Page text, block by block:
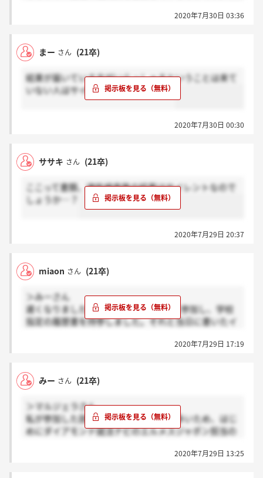
2020年7月30日 03:36
まー さん (21卒)
結果が届いている方がいらっしゃるということは来て
いない人はサイレントなんですかね…
2020年7月30日 00:30
ササキ さん (21卒)
ここって書類、適性検査等の結果はサイレントなので
しょうか…？
2020年7月29日 20:37
miaon さん (21卒)
＞みーさん
遅くなりました。7月の16日に説明会に参加し、学校
指定の履歴書を持参しました。それと当日に書いたイ
なりました。結果は22日にメールでいただきました。
2020年7月29日 17:19
みー さん (21卒)
＞マルジェラさん
私が参加した説明会では、今回応募が多いため、はじ
めにダイアモンド就活ナビのエルメスジャポン担当の
の人事の方が審査を行うと仰っていました！2020年7月29日 13:25